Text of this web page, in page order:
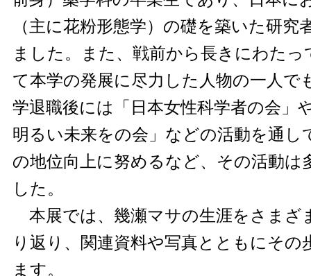
（主に花粉形態学）の礎を築いた研究
ました。また、戦前から長きにわたっ
て本学の発展に尽力した人物の一人で
学退職後には「日本女性科学者の会」
明るい未来をの会」などの活動を通し
の地位向上に努めるなど、その活動は
した。
本展では、幾瀬マサの生涯をさまざ
り返り、関連資料や写真とともにその
ます。